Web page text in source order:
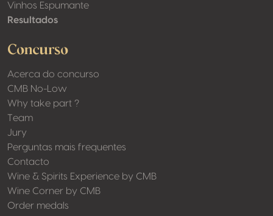
Vinhos Espumante
Resultados
Concurso
Acerca do concurso
CMB No-Low
Why take part ?
Team
Jury
Perguntas mais frequentes
Contacto
Wine & Spirits Experience by CMB
Wine Corner by CMB
Order medals